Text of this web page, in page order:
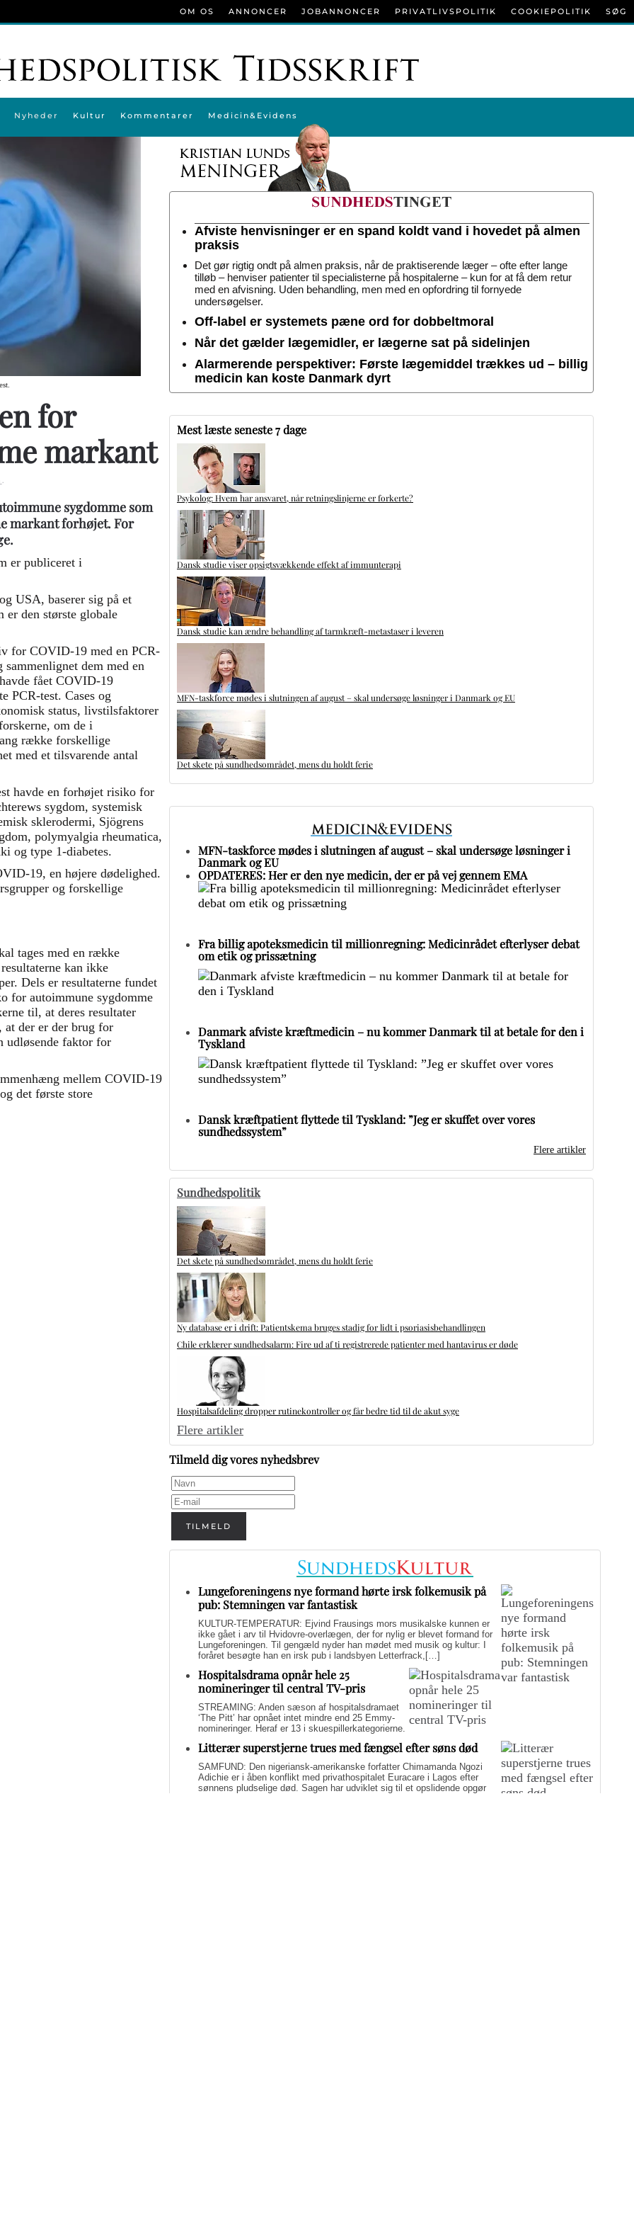
Nyheder Kultur Kommentarer Medicin&Evidens
OM OS ANNONCER JOBANNONCER PRIVATLIVSPOLITIK COOKIEPOLITIK SØG
for
markant
.
sygdomme som
markant forhøjet. For
er publiceret i
USA, baserer sig på et
er den største globale
for COVID-19 med en PCR-
dem med en
fået COVID-19
PCR-test. Cases og
status, livstilsfaktorer
om de i
række forskellige
med et tilsvarende antal
havde en forhøjet risiko for
sygdom, systemisk
sklerodermi, Sjögrens
polymyalgia rheumatica,
og type 1-diabetes.
19, en højere dødelighed.
og forskellige
tages med en række
kan ikke
Dels er resultaterne fundet
for autoimmune sygdomme
til, at deres resultater
at der er der brug for
udløsende faktor for
mellem COVID-19
det første store
Afviste henvisninger er en spand koldt vand i hovedet på almen
praksis
Det gør rigtig ondt på almen praksis, når de praktiserende læger – ofte efter lange
tilløb – henviser patienter til specialisterne på hospitalerne – kun for at få dem retur
med en afvisning. Uden behandling, men med en opfordring til fornyede
undersøgelser.
Off-label er systemets pæne ord for dobbeltmoral
Når det gælder lægemidler, er lægerne sat på sidelinjen
Alarmerende perspektiver: Første lægemiddel trækkes ud – billig
medicin kan koste Danmark dyrt
Mest læste seneste 7 dage
Psykolog: Hvem har ansvaret, når retningslinjerne er forkerte?
Dansk studie viser opsigtsvækkende effekt af immunterapi
Dansk studie kan ændre behandling af tarmkræft-metastaser i leveren
MFN-taskforce mødes i slutningen af august – skal undersøge løsninger i Danmark og EU
Det skete på sundhedsområdet, mens du holdt ferie
MFN-taskforce mødes i slutningen af august – skal undersøge løsninger i
Danmark og EU
OPDATERES: Her er den nye medicin, der er på vej gennem EMA
Fra billig apoteksmedicin til millionregning: Medicinrådet efterlyser debat
om etik og prissætning
Danmark afviste kræftmedicin – nu kommer Danmark til at betale for den i
Tyskland
Dansk kræftpatient flyttede til Tyskland: ”Jeg er skuffet over vores
sundhedssystem”
Flere artikler
Sundhedspolitik
Det skete på sundhedsområdet, mens du holdt ferie
Ny database er i drift: Patientskema bruges stadig for lidt i psoriasisbehandlingen
Chile erklærer sundhedsalarm: Fire ud af ti registrerede patienter med hantavirus er døde
Hospitalsafdeling dropper rutinekontroller og får bedre tid til de akut syge
Flere artikler
Tilmeld dig vores nyhedsbrev
TILMELD
Lungeforeningens nye formand hørte irsk folkemusik på
pub: Stemningen var fantastisk
KULTUR-TEMPERATUR: Ejvind Frausings mors musikalske kunnen er
ikke gået i arv til Hvidovre-overlægen, der for nylig er blevet formand for
Lungeforeningen. Til gengæld nyder han mødet med musik og kultur: I
foråret besøgte han en irsk pub i landsbyen Letterfrack,[…]
Hospitalsdrama opnår hele 25
nomineringer til central TV-pris
STREAMING: Anden sæson af hospitalsdramaet
‘The Pitt’ har opnået intet mindre end 25 Emmy-
nomineringer. Heraf er 13 i skuespillerkategorierne.
Litterær superstjerne trues med fængsel efter søns død
SAMFUND: Den nigeriansk-amerikanske forfatter Chimamanda Ngozi
Adichie er i åben konflikt med privathospitalet Euracare i Lagos efter
sønnens pludselige død. Sagen har udviklet sig til et opslidende opgør